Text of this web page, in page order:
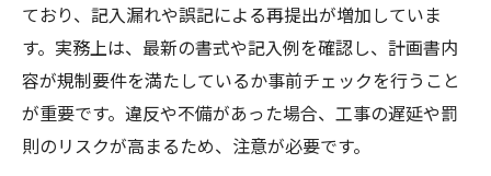
ており、記入漏れや誤記による再提出が増加していま
す。実務上は、最新の書式や記入例を確認し、計画書内
容が規制要件を満たしているか事前チェックを行うこと
が重要です。違反や不備があった場合、工事の遅延や罰
則のリスクが高まるため、注意が必要です。